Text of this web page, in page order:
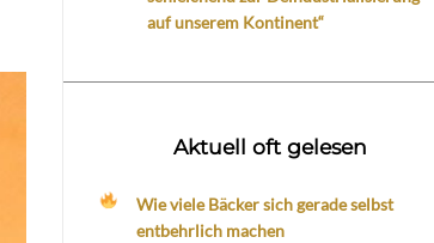
auf unserem Kontinent“
Aktuell oft gelesen
Wie viele Bäcker sich gerade selbst
entbehrlich machen